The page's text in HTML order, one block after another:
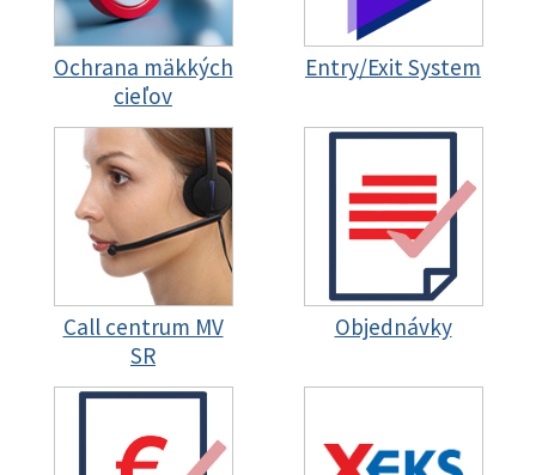
Ochrana mäkkých
cieľov
Entry/Exit System
Call centrum MV
SR
Objednávky